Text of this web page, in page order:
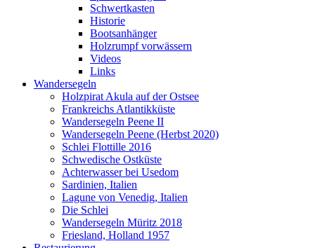
Schwertkasten
Historie
Bootsanhänger
Holzrumpf vorwässern
Videos
Links
Wandersegeln
Holzpirat Akula auf der Ostsee
Frankreichs Atlantikküste
Wandersegeln Peene II
Wandersegeln Peene (Herbst 2020)
Schlei Flottille 2016
Schwedische Ostküste
Achterwasser bei Usedom
Sardinien, Italien
Lagune von Venedig, Italien
Die Schlei
Wandersegeln Müritz 2018
Friesland, Holland 1957